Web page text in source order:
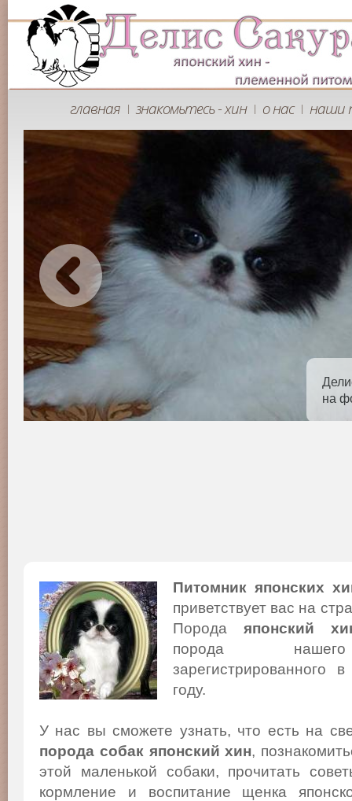
главная | знакомьтесь - хин | о нас | наши
на
Питомник японских
приветствует вас на
Порода японский
порода
году.
У нас вы сможете узнать, что есть на
порода собак японский хин,
этой маленькой собаки, прочитать
кормление и воспитание щенка